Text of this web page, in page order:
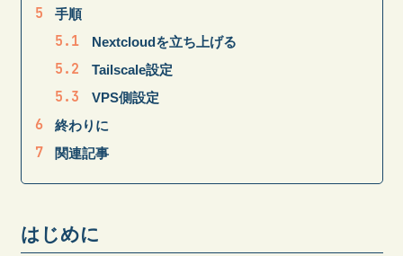
手順
Nextcloudを立ち上げる
Tailscale設定
VPS側設定
終わりに
関連記事
はじめに